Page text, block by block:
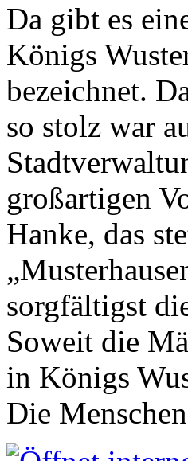
Da gibt es
Königs
bezeichnet.
so stolz war
großartigen
Hanke, das
sorgfältigst
Soweit die
in Königs
Die